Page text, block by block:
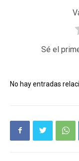
Sé el
No hay entradas